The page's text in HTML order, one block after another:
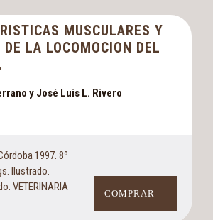
MUSCULARES Y
LA LOCOMOCION DEL
y José Luis L. Rivero
1997. 8º
Ilustrado.
VETERINARIA
COMPRAR